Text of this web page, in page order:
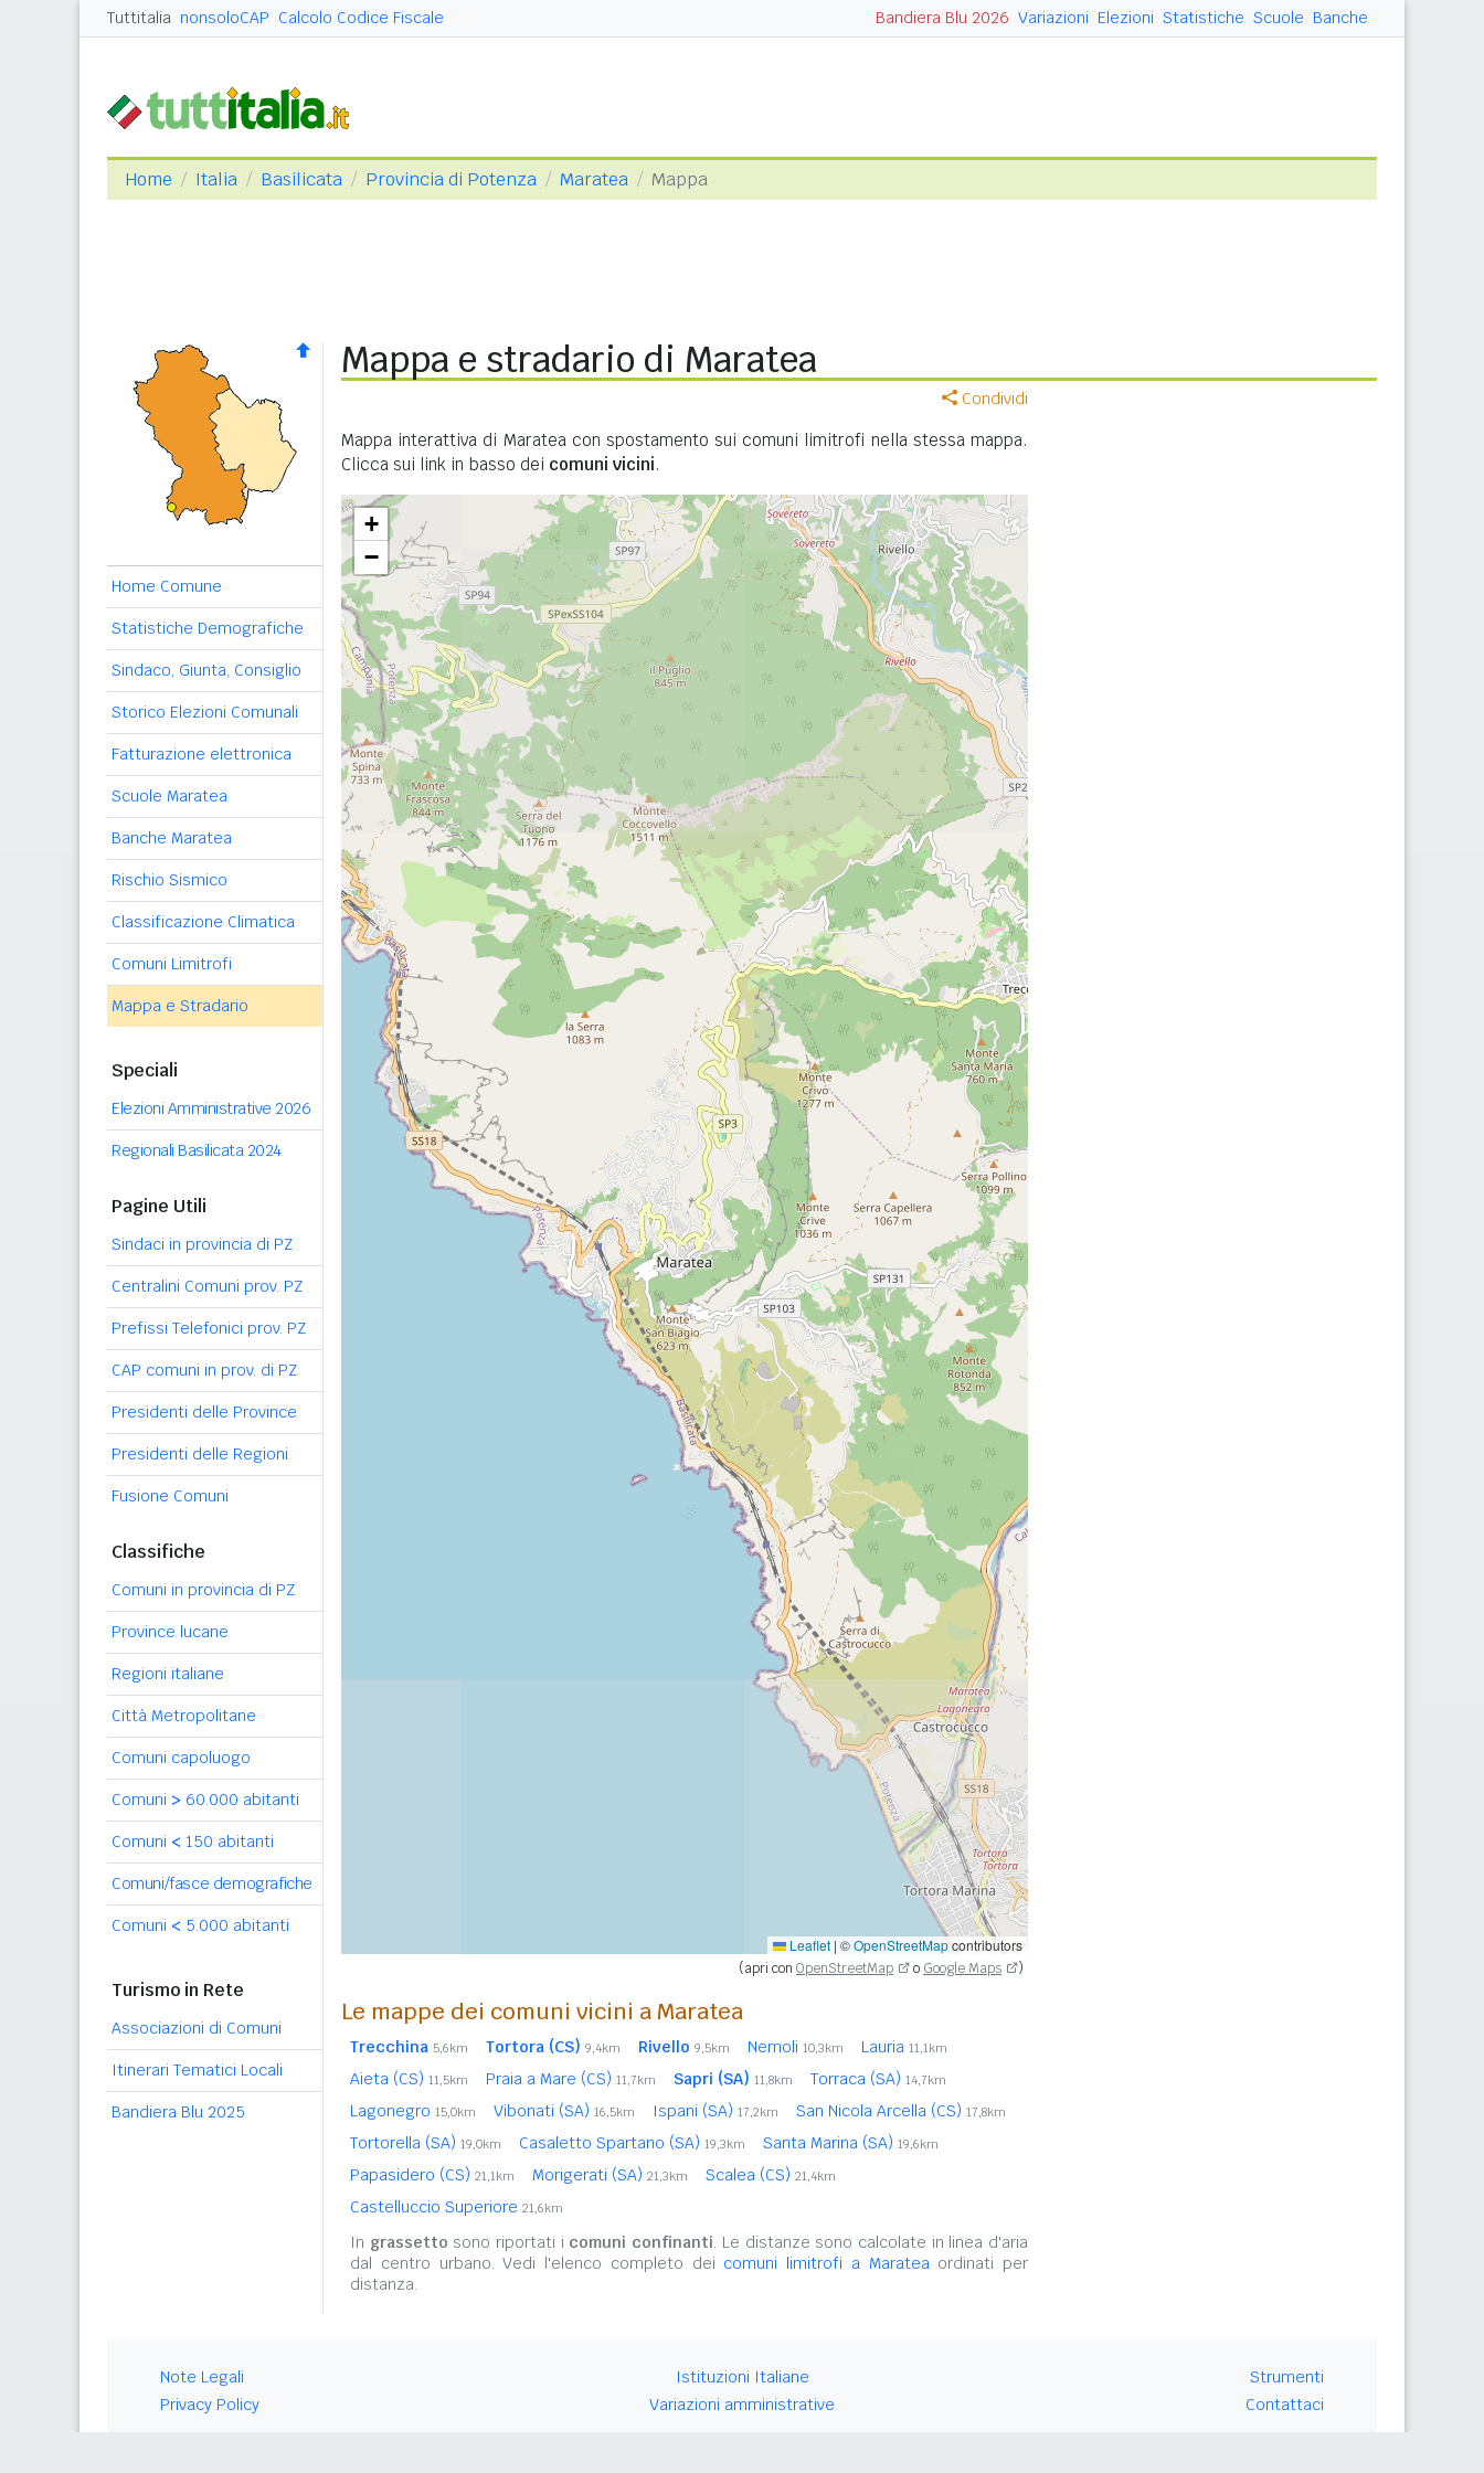
Tuttitalia nonsoloCAP Calcolo Codice Fiscale Bandiera Blu 2026 Variazioni Elezioni Statistiche Scuole Banche
Home Italia Basilicata Provincia di Potenza Maratea Mappa
Home Comune
Statistiche Demografiche
Sindaco, Giunta, Consiglio
Storico Elezioni Comunali
Fatturazione elettronica
Scuole Maratea
Banche Maratea
Rischio Sismico
Classificazione Climatica
Comuni Limitrofi
Mappa e Stradario
Speciali
Elezioni Amministrative 2026
Regionali Basilicata 2024
Pagine Utili
Sindaci in provincia di PZ
Centralini Comuni prov. PZ
Prefissi Telefonici prov. PZ
CAP comuni in prov. di PZ
Presidenti delle Province
Presidenti delle Regioni
Fusione Comuni
Classifiche
Comuni in provincia di PZ
Province lucane
Regioni italiane
Città Metropolitane
Comuni capoluogo
Comuni > 60.000 abitanti
Comuni < 150 abitanti
Comuni/fasce demografiche
Comuni < 5.000 abitanti
Turismo in Rete
Associazioni di Comuni
Itinerari Tematici Locali
Bandiera Blu 2025
Mappa e stradario di Maratea
Condividi
Mappa interattiva di Maratea con spostamento sui comuni limitrofi nella stessa mappa.
Clicca sui link in basso dei comuni vicini.
+
−
Leaflet | ©OpenStreetMapcontributors
(apri con OpenStreetMap o Google Maps )
Le mappe dei comuni vicini a Maratea
Trecchina 5,6km Tortora (CS) 9,4km Rivello 9,5km Nemoli 10,3km Lauria 11,1km
Aieta (CS) 11,5km Praia a Mare (CS) 11,7km Sapri (SA) 11,8km Torraca (SA) 14,7km
Lagonegro 15,0km Vibonati (SA) 16,5km Ispani (SA) 17,2km San Nicola Arcella (CS) 17,8km
Tortorella (SA) 19,0km Casaletto Spartano (SA) 19,3km Santa Marina (SA) 19,6km
Papasidero (CS) 21,1km Morigerati (SA) 21,3km Scalea (CS) 21,4km
Castelluccio Superiore 21,6km
In grassetto sono riportati i comuni confinanti. Le distanze sono calcolate in linea d'aria
dal centro urbano. Vedi l'elenco completo dei comuni limitrofi a Marateaordinati per
distanza.
Note Legali
Privacy Policy
Istituzioni Italiane
Variazioni amministrative
Strumenti
Contattaci